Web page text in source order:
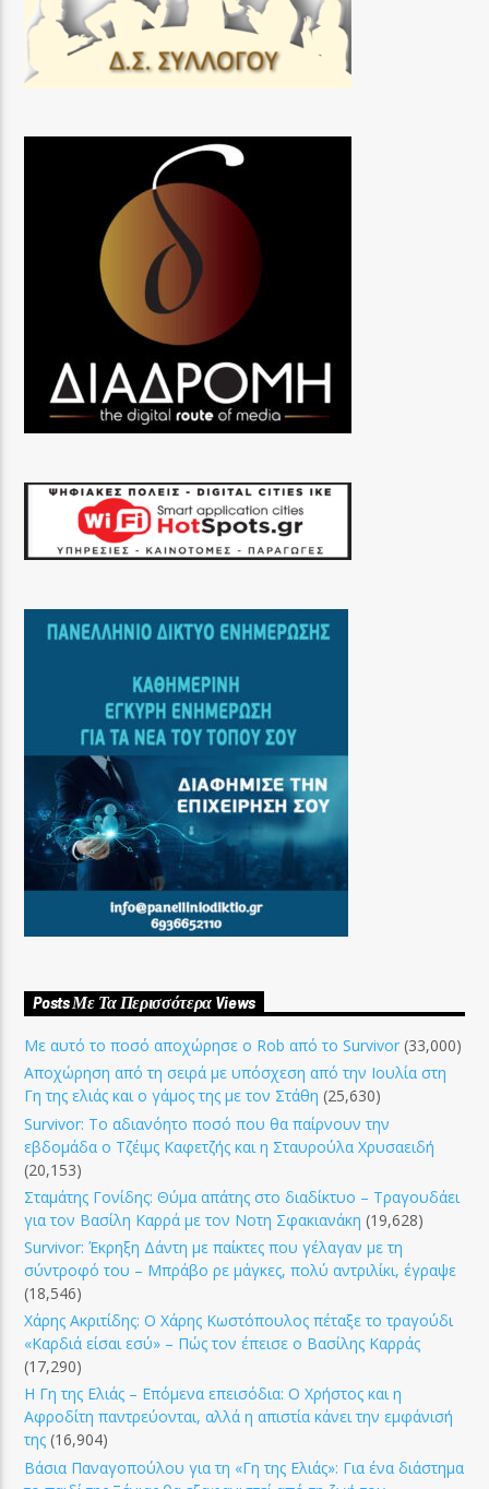
Posts Με Τα Περισσότερα Views
Με αυτό το ποσό αποχώρησε ο Rob από το Survivor (33,000)
Αποχώρηση από τη σειρά με υπόσχεση από την Ιουλία στη
Γη της ελιάς και ο γάμος της με τον Στάθη (25,630)
Survivor: Το αδιανόητο ποσό που θα παίρνουν την
εβδομάδα ο Τζέιμς Καφετζής και η Σταυρούλα Χρυσαειδή
(20,153)
Σταμάτης Γονίδης: Θύμα απάτης στο διαδίκτυο – Τραγουδάει
για τον Βασίλη Καρρά με τον Νοτη Σφακιανάκη (19,628)
Survivor: Έκρηξη Δάντη με παίκτες που γέλαγαν με τη
σύντροφό του – Μπράβο ρε μάγκες, πολύ αντριλίκι, έγραψε
(18,546)
Χάρης Ακριτίδης: Ο Χάρης Κωστόπουλος πέταξε το τραγούδι
«Καρδιά είσαι εσύ» – Πώς τον έπεισε ο Βασίλης Καρράς
(17,290)
Η Γη της Ελιάς – Επόμενα επεισόδια: Ο Χρήστος και η
Αφροδίτη παντρεύονται, αλλά η απιστία κάνει την εμφάνισή
της (16,904)
Βάσια Παναγοπούλου για τη «Γη της Ελιάς»: Για ένα διάστημα